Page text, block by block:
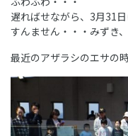
遅ればせながら、3月31
すんません・・・みずき
最近のアザラシのエサの